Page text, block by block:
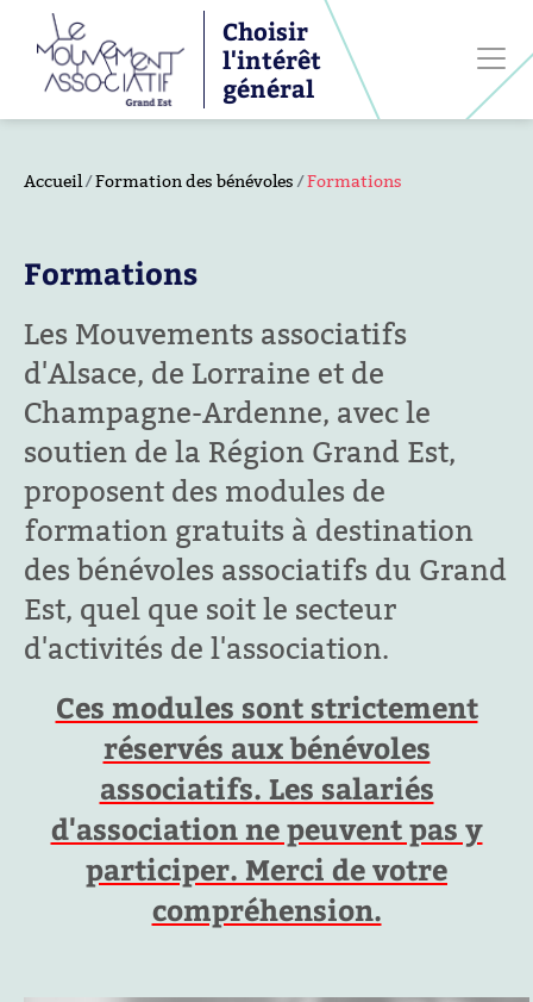
Choisir
l'intérêt
général
Accueil Formation des bénévoles Formations
Formations
Les Mouvements associatifs
d'Alsace, de Lorraine et de
Champagne-Ardenne, avec le
soutien de la Région Grand Est,
proposent des modules de
formation gratuits à destination
des bénévoles associatifs du Grand
Est, quel que soit le secteur
d'activités de l'association.
Ces modules sont strictement
réservés aux bénévoles
associatifs. Les salariés
d'association ne peuvent pas y
participer. Merci de votre
compréhension.